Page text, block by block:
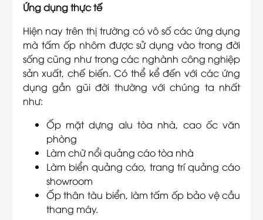
Ứng dụng thực tế
Hiện nay trên thị trường có vô số các ứng dụng
mà tấm ốp nhôm được sử dụng vào trong đời
sống cũng như trong các nghành công nghiệp
sản xuất, chế biến. Có thể kể đến với các ứng
dụng gần gũi đời thường với chúng ta nhất
như:
Ốp mặt dựng alu tòa nhà, cao ốc văn
phòng
Làm chữ nổi quảng cáo tòa nhà
Làm biển quảng cáo, trang trí quảng cáo
showroom
Ốp thân tàu biển, làm tấm ốp bảo vệ cầu
thang máy.